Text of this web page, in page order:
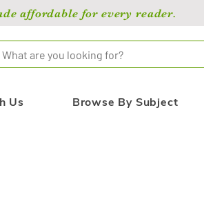
affordable for every reader.
What are you looking for?
Us Browse By Subject